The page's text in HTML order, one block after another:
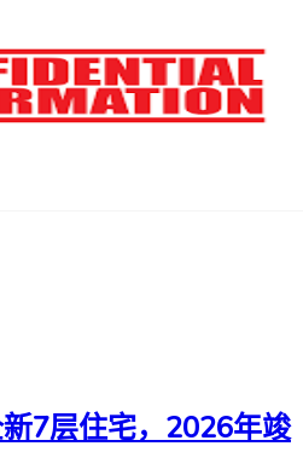
7层住宅，2026年竣